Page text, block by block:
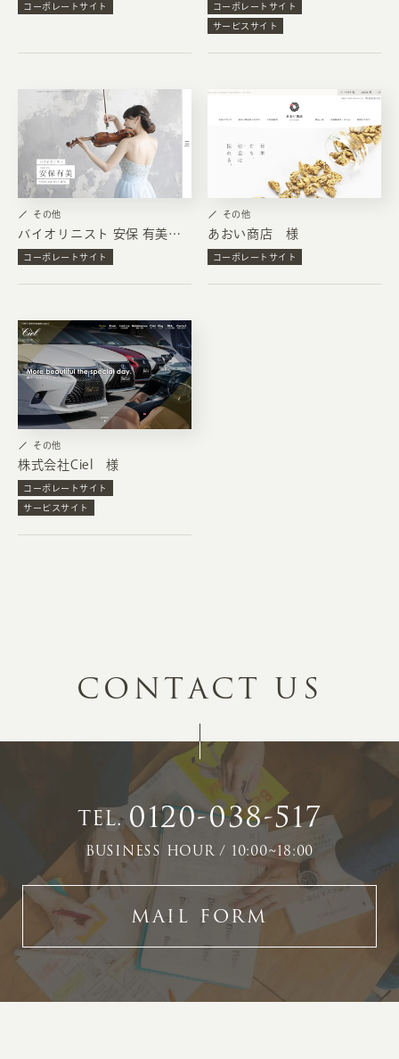
コーポレートサイト コーポレートサイト
サービスサイト
その他
バイオリニスト 安保 有美 様
コーポレートサイト
その他
あおい商店 様
コーポレートサイト
その他
株式会社Ciel 様
コーポレートサイト
サービスサイト
CONTACT US
TEL.0120-038-517
BUSINESS HOUR / 10:00~18:00
MAIL FORM